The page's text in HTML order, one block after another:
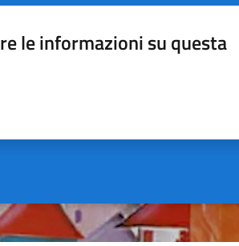
le informazioni su questa